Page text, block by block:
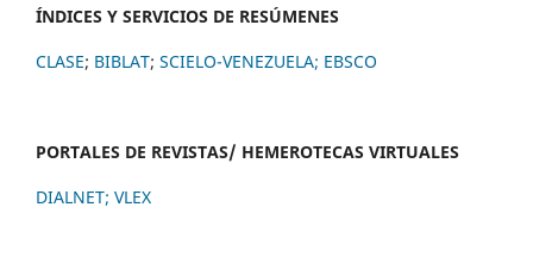
ÍNDICES Y SERVICIOS DE RESÚMENES
CLASE; BIBLAT; SCIELO-VENEZUELA; EBSCO
PORTALES DE REVISTAS/ HEMEROTECAS VIRTUALES
DIALNET; VLEX